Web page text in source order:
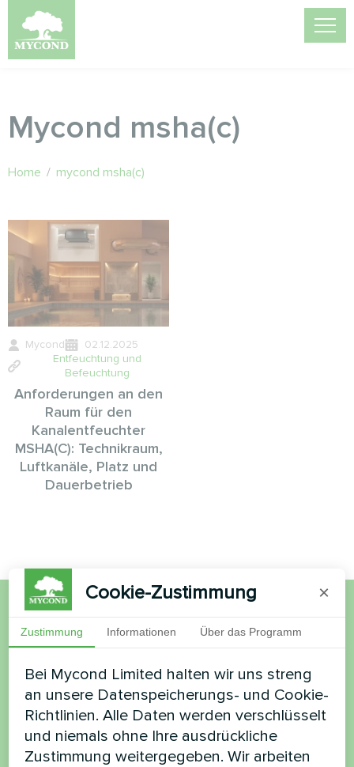
Mycond msha(c)
Home / mycond msha(c)
Mycond
02.12.2025
Entfeuchtung und
Befeuchtung
Anforderungen an den
Raum für den
Kanalentfeuchter
MSHA(C): Technikraum,
Luftkanäle, Platz und
Dauerbetrieb
Möchten Sie kaufen oder
haben Sie Fragen?
Kontaktieren Sie uns und wir werden Ihnen
helfen
Cookie-Zustimmung ×
Zustimmung Informationen Über das Programm
Bei Mycond Limited halten wir uns streng
an unsere Datenspeicherungs- und Cookie-
Richtlinien. Alle Daten werden verschlüsselt
und niemals ohne Ihre ausdrückliche
Zustimmung weitergegeben. Wir arbeiten